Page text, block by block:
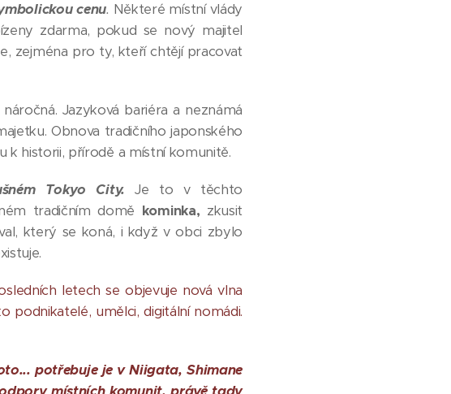
cenu. Některé místní vlády
zdarma, pokud se nový majitel
zejména pro ty, kteří chtějí pracovat
Jazyková bariéra a neznámá
Obnova tradičního japonského
k historii, přírodě a místní komunitě.
Tokyo City. Je to v těchto
tradičním domě kominka, zkusit
který se koná, i když v obci zbylo
letech se objevuje nová vlna
podnikatelé, umělci, digitální nomádi.
potřebuje je v Niigata, Shimane